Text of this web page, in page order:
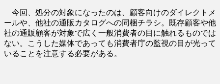
今回、処分の対象になったのは、顧客向けのダイレクトメ
ールや、他社の通販カタログへの同梱チラシ。既存顧客や他
社の通販顧客が対象で広く一般消費者の目に触れるものでは
ない。こうした媒体であっても消費者庁の監視の目が光って
いることを注意する必要がある。